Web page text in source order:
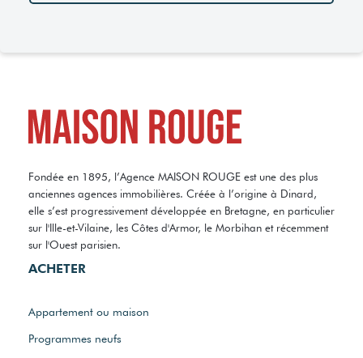
Fondée en 1895, l’Agence MAISON ROUGE est une des plus
anciennes agences immobilières. Créée à l’origine à Dinard,
elle s’est progressivement développée en Bretagne, en particulier
sur l'Ille-et-Vilaine, les Côtes d'Armor, le Morbihan et récemment
sur l'Ouest parisien.
ACHETER
Appartement ou maison
Programmes neufs